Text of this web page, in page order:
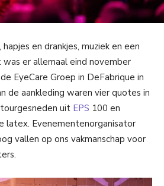
hapjes en drankjes, muziek en een
was er allemaal eind november
EyeCare Groep in DeFabrique in
de aankleding waren vier quotes in
uit EPS 100 en
Evenementenorganisator
vallen op ons vakmanschap voor